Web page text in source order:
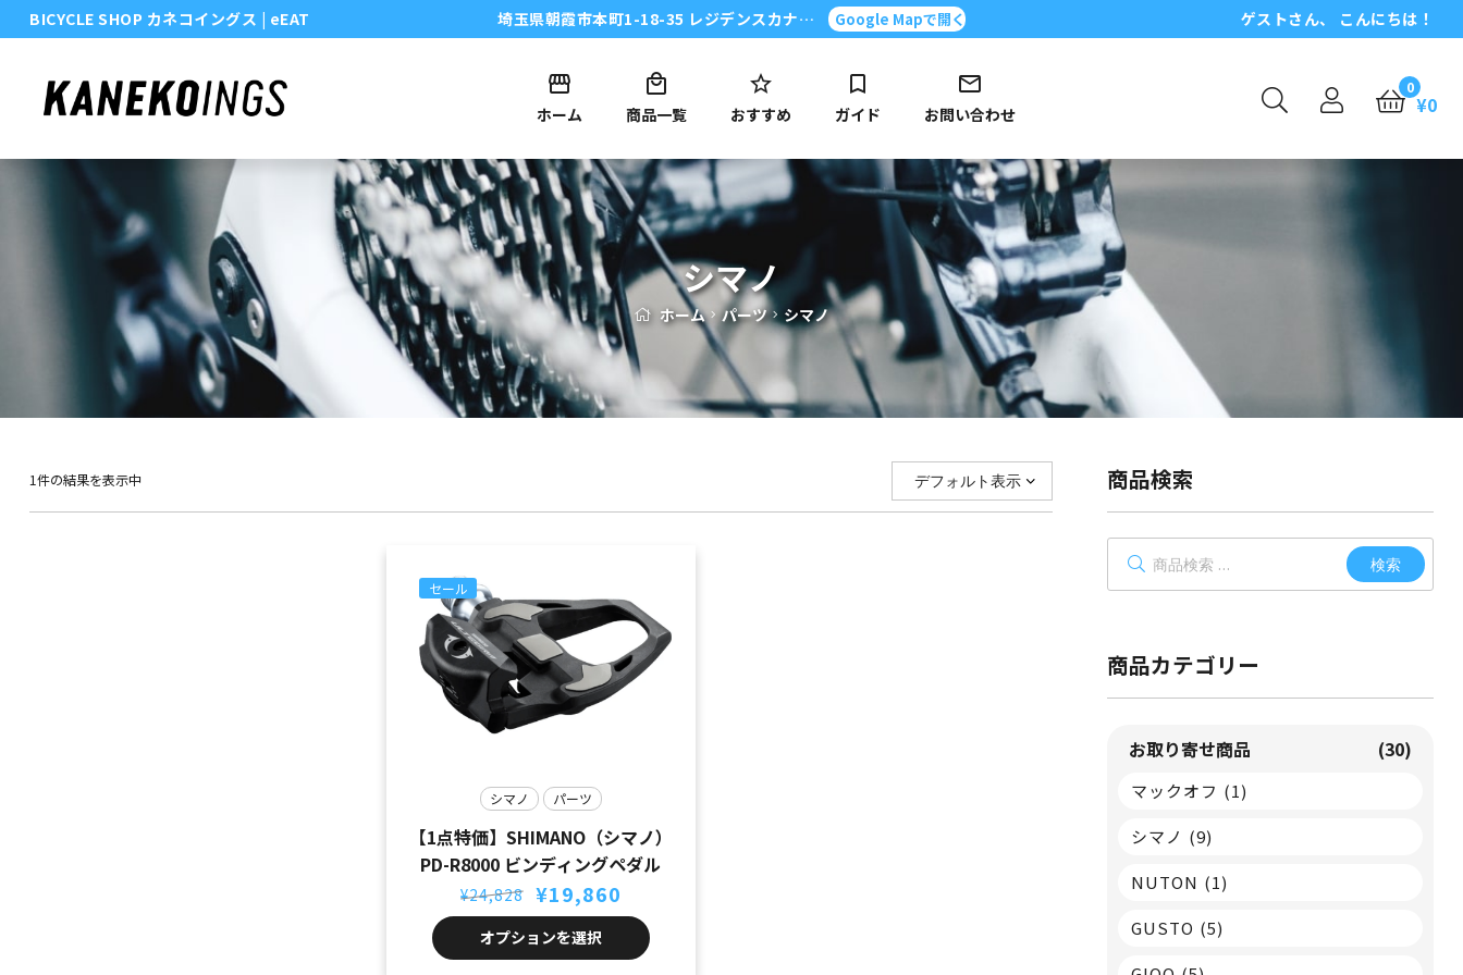
BICYCLE SHOP カネコイングス | eEAT 埼玉県朝霞市本町1-18-35 レジデンスカナイ101号 Google Mapで開く ゲストさん、 こんにちは！
ホーム 商品一覧 おすすめ ガイド お問い合わせ
0
¥0
シマノ
ホーム パーツ シマノ
1件の結果を表示中
セール
シマノ パーツ
【1点特価】SHIMANO（シマノ）
PD-R8000 ビンディングペダル
¥24,828 元
の
価
格
¥19,860
現
在
の
価
オプションを選択
商品検索
対
検索
商品カテゴリー
お取り寄せ商品 (30)
マックオフ (1)
シマノ (9)
NUTON (1)
GUSTO (5)